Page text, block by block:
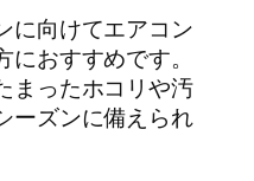
に向けてエアコン
おすすめです。
まったホコリや汚
ーズンに備えられ